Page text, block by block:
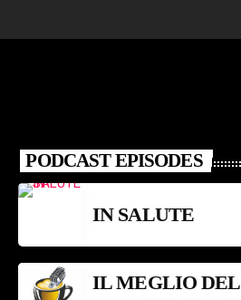
PODCAST EPISODES
IN SALUTE
IL MEGLIO DEL